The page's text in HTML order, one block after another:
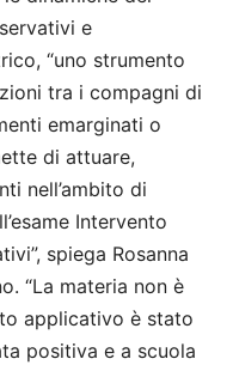
e
“uno strumento
tra i compagni di
emarginati o
di attuare,
nell’ambito di
Intervento
spiega Rosanna
“La materia non è
applicativo è stato
positiva e a scuola